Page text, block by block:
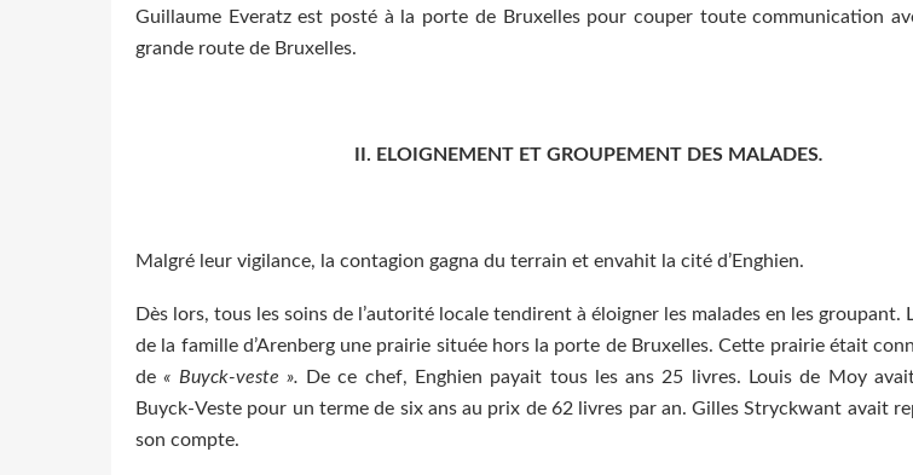
Guillaume Everatz est posté à la porte de Bruxelles pour couper toute communication
grande route de Bruxelles.
II. ELOIGNEMENT ET GROUPEMENT DES MALADES.
Malgré leur vigilance, la contagion gagna du terrain et envahit la cité d’Enghien.
Dès lors, tous les soins de l’autorité locale tendirent à éloigner les malades en les groupant.
de la famille d’Arenberg une prairie située hors la porte de Bruxelles. Cette prairie était
de« Buyck-veste ».
De ce chef, Enghien payait tous les ans 25 livres. Louis de Moy
Buyck-Veste pour un terme de six ans au prix de 62 livres par an. Gilles Stryckwant avait
son compte.